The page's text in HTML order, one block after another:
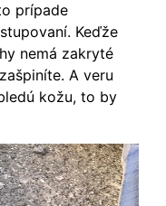
prípade
Keďže
nemá zakryté
A veru
kožu, to by